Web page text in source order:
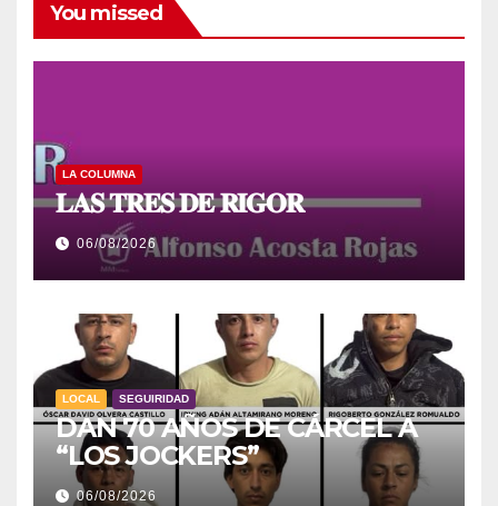
You missed
LA COLUMNA
𝐋𝐀𝐒 𝐓𝐑𝐄𝐒 𝐃𝐄 𝐑𝐈𝐆𝐎𝐑
06/08/2026
LOCAL SEGUIRIDAD
DAN 70 AÑOS DE CÁRCEL A
“LOS JOCKERS”
06/08/2026